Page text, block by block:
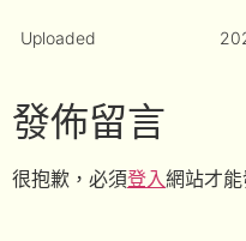
Uploaded
發佈留言
很抱歉，必須登入網站才能